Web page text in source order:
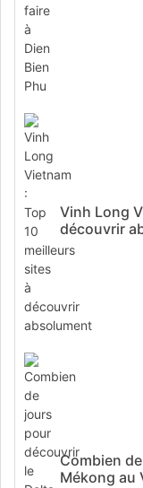
Vinh Long
découvrir
Combien
Mékong au